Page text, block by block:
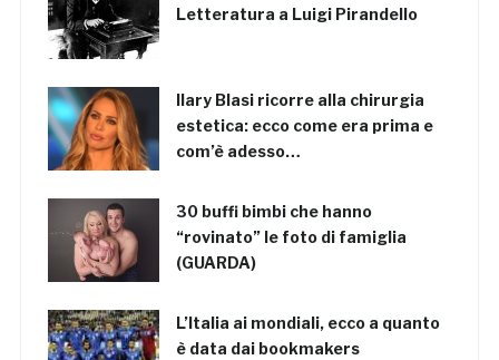
Letteratura a Luigi Pirandello
Ilary Blasi ricorre alla chirurgia
estetica: ecco come era prima e
com’è adesso…
30 buffi bimbi che hanno
“rovinato” le foto di famiglia
(GUARDA)
L’Italia ai mondiali, ecco a quanto
è data dai bookmakers